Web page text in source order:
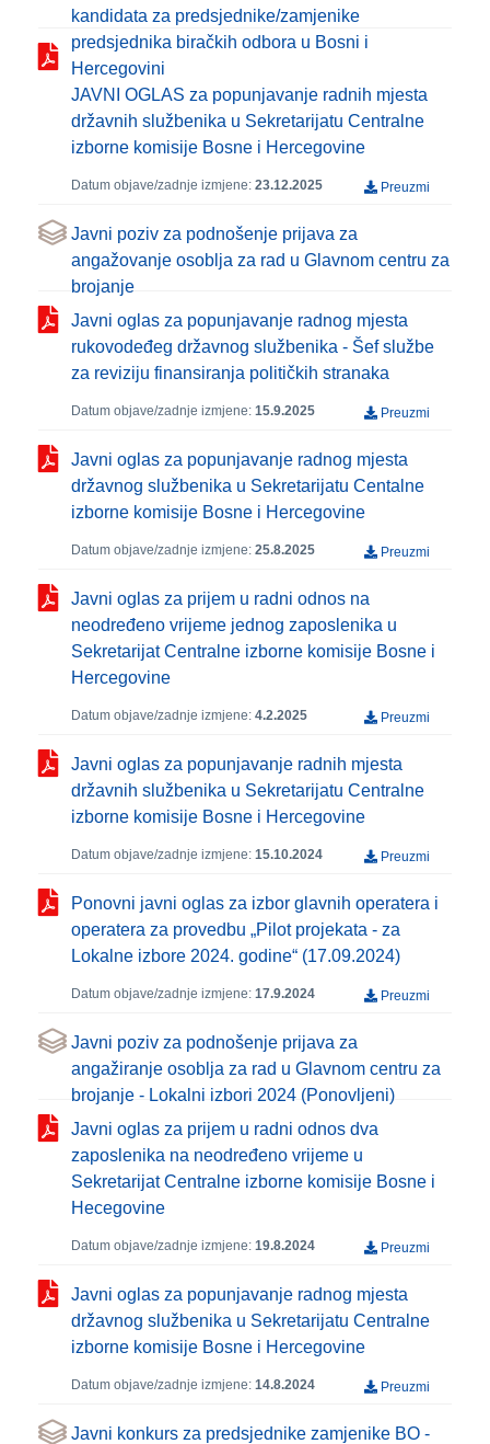
kandidata za predsjednike/zamjenike
predsjednika biračkih odbora u Bosni i
Hercegovini
JAVNI OGLAS za popunjavanje radnih mjesta
državnih službenika u Sekretarijatu Centralne
izborne komisije Bosne i Hercegovine
Datum objave/zadnje izmjene: 23.12.2025 Preuzmi
Javni poziv za podnošenje prijava za
angažovanje osoblja za rad u Glavnom centru za
brojanje
Javni oglas za popunjavanje radnog mjesta
rukovodeđeg državnog službenika - Šef službe
za reviziju finansiranja političkih stranaka
Datum objave/zadnje izmjene: 15.9.2025 Preuzmi
Javni oglas za popunjavanje radnog mjesta
državnog službenika u Sekretarijatu Centalne
izborne komisije Bosne i Hercegovine
Datum objave/zadnje izmjene: 25.8.2025 Preuzmi
Javni oglas za prijem u radni odnos na
neodređeno vrijeme jednog zaposlenika u
Sekretarijat Centralne izborne komisije Bosne i
Hercegovine
Datum objave/zadnje izmjene: 4.2.2025 Preuzmi
Javni oglas za popunjavanje radnih mjesta
državnih službenika u Sekretarijatu Centralne
izborne komisije Bosne i Hercegovine
Datum objave/zadnje izmjene: 15.10.2024 Preuzmi
Ponovni javni oglas za izbor glavnih operatera i
operatera za provedbu „Pilot projekata - za
Lokalne izbore 2024. godine“ (17.09.2024)
Datum objave/zadnje izmjene: 17.9.2024 Preuzmi
Javni poziv za podnošenje prijava za
angažiranje osoblja za rad u Glavnom centru za
brojanje - Lokalni izbori 2024 (Ponovljeni)
Javni oglas za prijem u radni odnos dva
zaposlenika na neodređeno vrijeme u
Sekretarijat Centralne izborne komisije Bosne i
Hecegovine
Datum objave/zadnje izmjene: 19.8.2024 Preuzmi
Javni oglas za popunjavanje radnog mjesta
državnog službenika u Sekretarijatu Centralne
izborne komisije Bosne i Hercegovine
Datum objave/zadnje izmjene: 14.8.2024 Preuzmi
Javni konkurs za predsjednike zamjenike BO -